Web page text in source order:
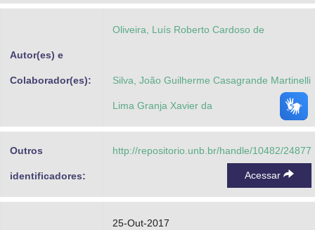
Autor(es) e
Colaborador(es):
Oliveira, Luís Roberto Cardoso de
Silva, João Guilherme Casagrande Martinelli
Lima Granja Xavier da
Outros
identificadores:
http://repositorio.unb.br/handle/10482/24877
Acessar
25-Out-2017